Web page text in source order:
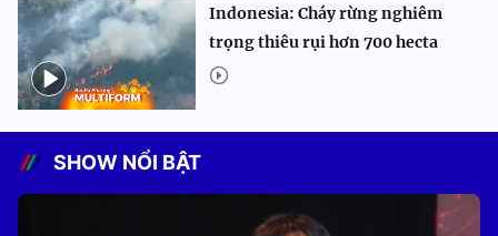
Indonesia: Cháy rừng nghiêm
trọng thiêu rụi hơn 700 hecta
SHOW NỔI BẬT